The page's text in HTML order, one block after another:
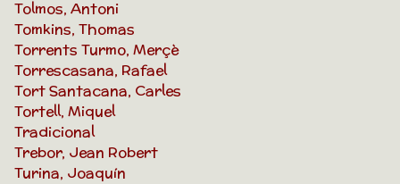
Tolmos, Antoni
Tomkins, Thomas
Torrents Turmo, Merçè
Torrescasana, Rafael
Tort Santacana, Carles
Tortell, Miquel
Tradicional
Trebor, Jean Robert
Turina, Joaquín